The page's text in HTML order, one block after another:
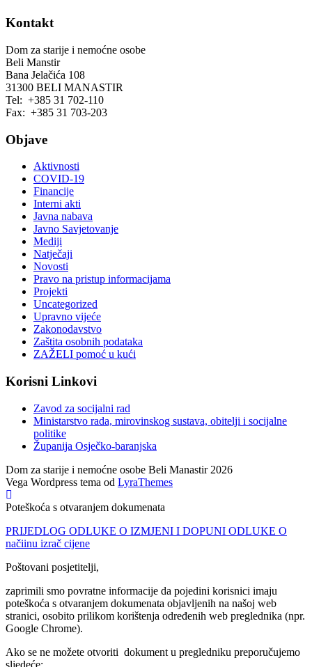
Kontakt
Dom za starije i nemoćne osobe
Beli Manstir
Bana Jelačića 108
31300 BELI MANASTIR
Tel: +385 31 702-110
Fax: +385 31 703-203
Objave
Aktivnosti
COVID-19
Financije
Interni akti
Javna nabava
Javno Savjetovanje
Mediji
Natječaji
Novosti
Pravo na pristup informacijama
Projekti
Uncategorized
Upravno vijeće
Zakonodavstvo
Zaštita osobnih podataka
ZAŽELI pomoć u kući
Korisni Linkovi
Zavod za socijalni rad
Ministarstvo rada, mirovinskog sustava, obitelji i socijalne
politike
Županija Osječko-baranjska
Dom za starije i nemoćne osobe Beli Manastir 2026
Vega Wordpress tema od LyraThemes
Poteškoća s otvaranjem dokumenata
PRIJEDLOG ODLUKE O IZMJENI I DOPUNI ODLUKE O
načiinu izrač cijene
Poštovani posjetitelji,
zaprimili smo povratne informacije da pojedini korisnici imaju
poteškoća s otvaranjem dokumenata objavljenih na našoj web
stranici, osobito prilikom korištenja određenih web preglednika (npr.
Google Chrome).
Ako se ne možete otvoriti dokument u pregledniku preporučujemo
sljedeće: